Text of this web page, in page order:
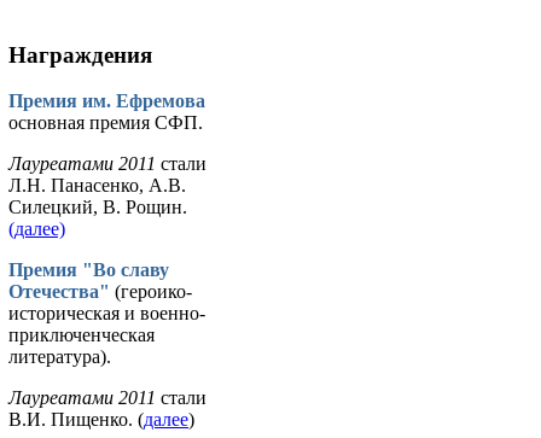
Награждения
Премия им. Ефремова
основная премия СФП.
Лауреатами 2011 стали
Л.Н. Панасенко, А.В.
Силецкий, В. Рощин.
(далее)
Премия "Во славу
Отечества" (героико-
историческая и военно-
приключенческая
литература).
Лауреатами 2011 стали
В.И. Пищенко. (далее)